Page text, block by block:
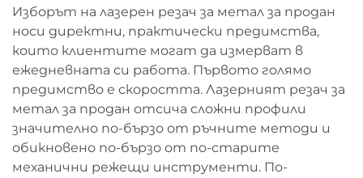
Изборът на лазерен резач за метал за продан
носи директни, практически предимства,
които клиентите могат да измерват в
ежедневната си работа. Първото голямо
предимство е скоростта. Лазерният резач за
метал за продан отсича сложни профили
значително по-бързо от ръчните методи и
обикновено по-бързо от по-старите
механични режещи инструменти. По-